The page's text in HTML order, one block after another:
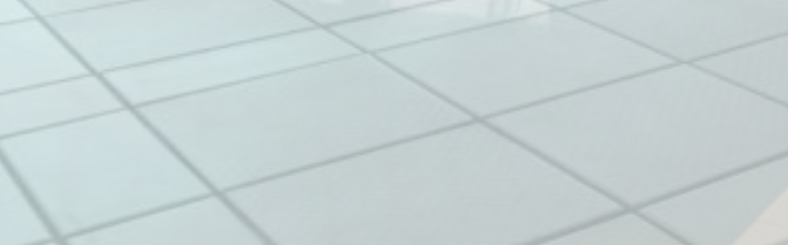
Personalisierte Werbung
Auswahl bestätigen